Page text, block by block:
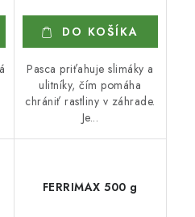
DO KOŠÍKA
Pasca priťahuje slimáky a
ulitníky, čím pomáha
chrániť rastliny v záhrade.
Je...
FERRIMAX 500 g